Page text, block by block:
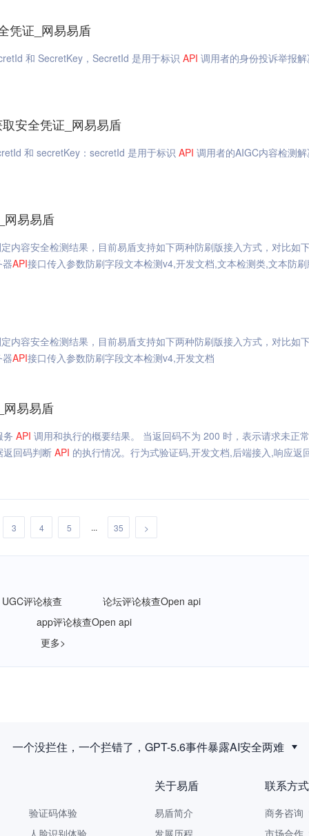
凭证_网易易盾
和 SecretKey，SecretId 是用于标识 API 调用者的身份投诉举报
安全凭证_网易易盾
和 secretKey：secretId 是用于标识 API 调用者的AIGC内容检测
网易易盾
内容安全检测结果，目前易盾支持如下两种防刷版接入方式，对比如下
API接口传入参数防刷字段文本检测v4,开发文档,文本检测类,文本防刷
内容安全检测结果，目前易盾支持如下两种防刷版接入方式，对比如下
API接口传入参数防刷字段文本检测v4,开发文档
网易易盾
务 API 调用和执行的概要结果。 当返回码不为 200 时，表示请求未正
返回码判断 API 的执行情况。行为式验证码,开发文档,后端接入,响应返
3 4 5 ... 35 >
UGC评论核查
论坛评论核查Open api
app评论核查Open api
更多>
验证码体验
人脸识别体验
关于易盾
易盾简介
发展历程
联系方式
商务咨询
市场合作